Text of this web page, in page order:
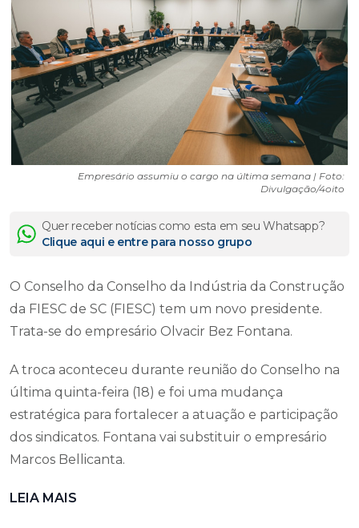
Empresário assumiu o cargo na última semana | Foto:
Divulgação/4oito
Quer receber notícias como esta em seu Whatsapp?
Clique aqui e entre para nosso grupo
O Conselho da Conselho da Indústria da Construção
da FIESC de SC (FIESC) tem um novo presidente.
Trata-se do empresário Olvacir Bez Fontana.
A troca aconteceu durante reunião do Conselho na
última quinta-feira (18) e foi uma mudança
estratégica para fortalecer a atuação e participação
dos sindicatos. Fontana vai substituir o empresário
Marcos Bellicanta.
LEIA MAIS